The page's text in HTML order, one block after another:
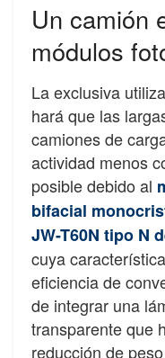
Un camión
módulos
La exclusiva
hará que las
camiones de
actividad menos
posible debido al
bifacial
JW-T60N tipo N
cuya
eficiencia de
de integrar una
transparente que
reducción de